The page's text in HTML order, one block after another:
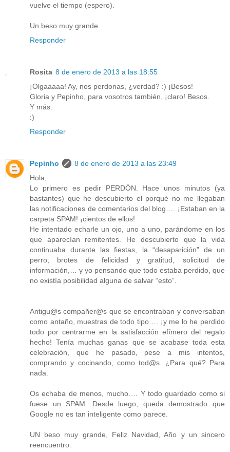
vuelve el tiempo (espero).
Un beso muy grande.
Responder
Rosita 8 de enero de 2013 a las 18:55
¡Olgaaaaa! Ay, nos perdonas, ¿verdad? :) ¡Besos!
Gloria y Pepinho, para vosotros también, ¡claro! Besos.
Y más.
:)
Responder
Pepinho
8 de enero de 2013 a las 23:49
Hola,
Lo primero es pedir PERDÓN. Hace unos minutos (ya
bastantes) que he descubierto el porqué no me llegaban
las notificaciones de comentarios del blog…. ¡Estaban en la
carpeta SPAM! ¡cientos de ellos!
He intentado echarle un ojo, uno a uno, parándome en los
que aparecían remitentes. He descubierto que la vida
continuaba durante las fiestas, la “desaparición” de un
perro, brotes de felicidad y gratitud, solicitud de
información,… y yo pensando que todo estaba perdido, que
no existía posibilidad alguna de salvar “esto”.
Antigu@s compañer@s que se encontraban y conversaban
como antaño, muestras de todo tipo…. ¡y me lo he perdido
todo por centrarme en la satisfacción efímero del regalo
hecho! Tenía muchas ganas que se acabase toda esta
celebración, que he pasado, pese a mis intentos,
comprando y cocinando, como tod@s. ¿Para qué? Para
nada.
Os echaba de menos, mucho…. Y todo guardado como si
fuese un SPAM. Desde luego, queda demostrado que
Google no es tan inteligente como parece.
UN beso muy grande, Feliz Navidad, Año y un sincero
reencuentro.